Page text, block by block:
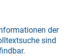
der
sind